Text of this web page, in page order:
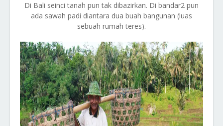
Di Bali seinci tanah pun tak dibazirkan. Di bandar2 pun
ada sawah padi diantara dua buah bangunan (luas
sebuah rumah teres).